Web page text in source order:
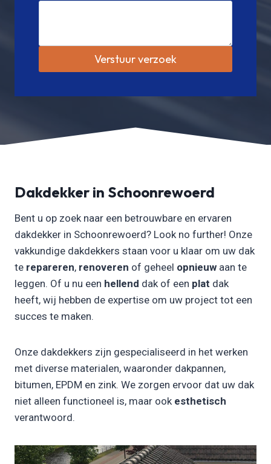
Verstuur verzoek
Dakdekker in Schoonrewoerd
Bent u op zoek naar een betrouwbare en ervaren
dakdekker in Schoonrewoerd? Look no further! Onze
vakkundige dakdekkers staan voor u klaar om uw dak
te repareren, renoveren of geheel opnieuw aan te
leggen. Of u nu een hellend dak of een plat dak
heeft, wij hebben de expertise om uw project tot een
succes te maken.
Onze dakdekkers zijn gespecialiseerd in het werken
met diverse materialen, waaronder dakpannen,
bitumen, EPDM en zink. We zorgen ervoor dat uw dak
niet alleen functioneel is, maar ook esthetisch
verantwoord.